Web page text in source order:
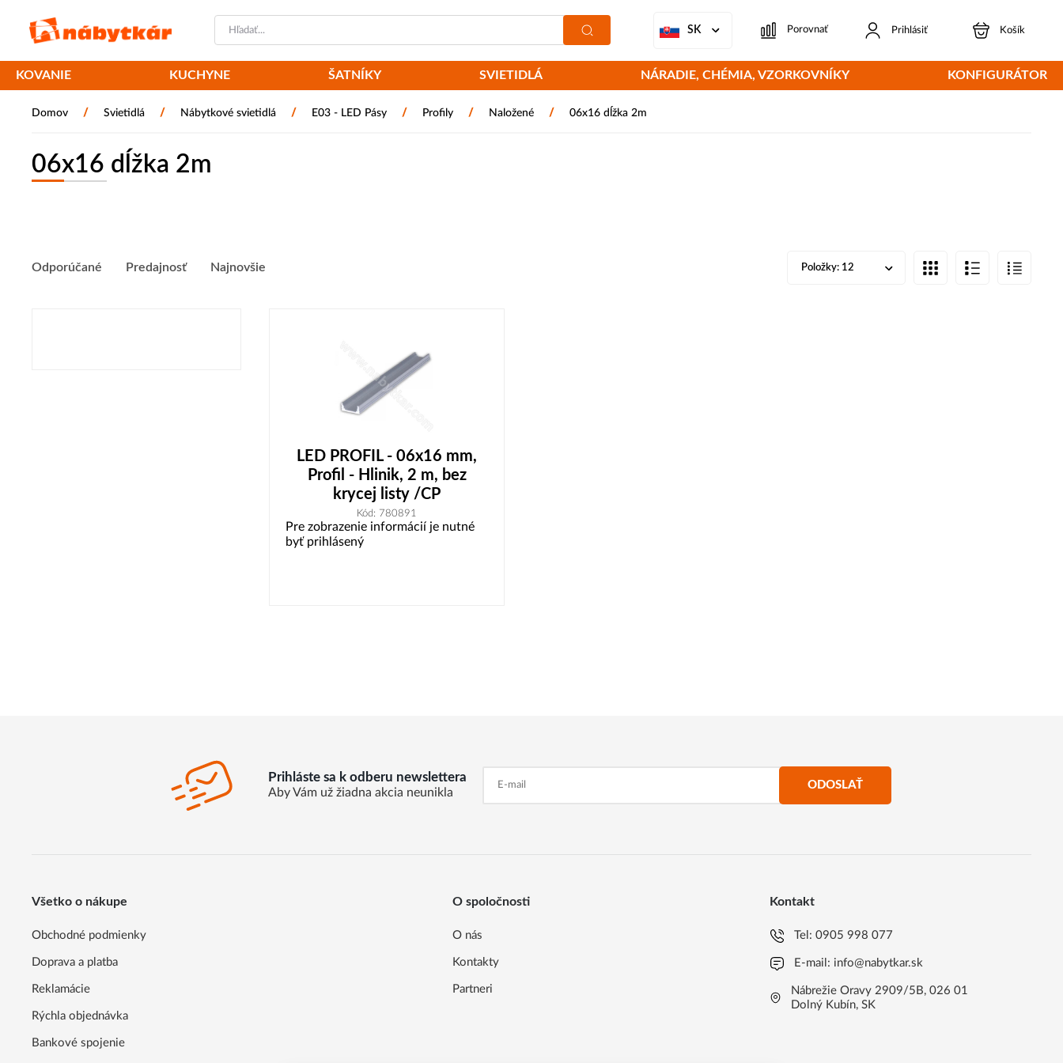
SK Porovnať Prihlásiť Košík
KOVANIE KUCHYNE ŠATNÍKY SVIETIDLÁ NÁRADIE, CHÉMIA, VZORKOVNÍKY KONFIGURÁTOR
Domov / Svietidlá / Nábytkové svietidlá / E03 - LED Pásy / Profily / Naložené / 06x16 dĺžka 2m
06x16 dĺžka 2m
Odporúčané Predajnosť Najnovšie Položky: 12
LED PROFIL - 06x16 mm,
Profil - Hlinik, 2 m, bez
krycej listy /CP
Kód: 780891
Pre zobrazenie informácií je nutné
byť prihlásený
Prihláste sa k odberu newslettera
Aby Vám už žiadna akcia neunikla
ODOSLAŤ
Všetko o nákupe
Obchodné podmienky
Doprava a platba
Reklamácie
Rýchla objednávka
Bankové spojenie
O spoločnosti
O nás
Kontakty
Partneri
Kontakt
Tel:0905 998 077
E-mail: info@nabytkar.sk
Nábrežie Oravy 2909/5B, 026 01
Dolný Kubín, SK